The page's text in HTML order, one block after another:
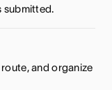
submitted.
and organize